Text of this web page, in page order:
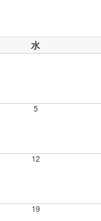
水
5
12
19